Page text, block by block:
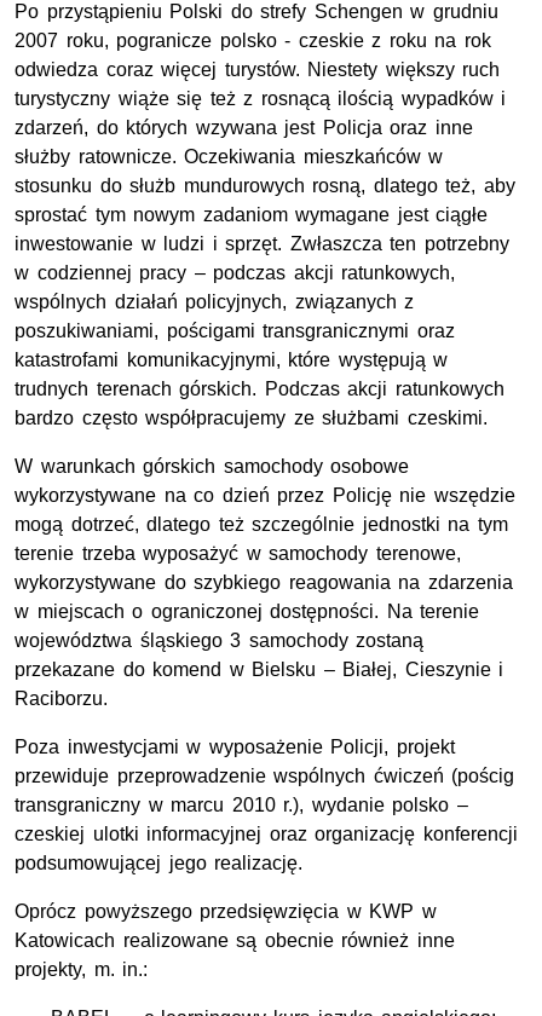
Po przystąpieniu Polski do strefy Schengen w grudniu
2007 roku, pogranicze polsko - czeskie z roku na rok
odwiedza coraz więcej turystów. Niestety większy ruch
turystyczny wiąże się też z rosnącą ilością wypadków i
zdarzeń, do których wzywana jest Policja oraz inne
służby ratownicze. Oczekiwania mieszkańców w
stosunku do służb mundurowych rosną, dlatego też, aby
sprostać tym nowym zadaniom wymagane jest ciągłe
inwestowanie w ludzi i sprzęt. Zwłaszcza ten potrzebny
w codziennej pracy – podczas akcji ratunkowych,
wspólnych działań policyjnych, związanych z
poszukiwaniami, pościgami transgranicznymi oraz
katastrofami komunikacyjnymi, które występują w
trudnych terenach górskich. Podczas akcji ratunkowych
bardzo często współpracujemy ze służbami czeskimi.
W warunkach górskich samochody osobowe
wykorzystywane na co dzień przez Policję nie wszędzie
mogą dotrzeć, dlatego też szczególnie jednostki na tym
terenie trzeba wyposażyć w samochody terenowe,
wykorzystywane do szybkiego reagowania na zdarzenia
w miejscach o ograniczonej dostępności. Na terenie
województwa śląskiego 3 samochody zostaną
przekazane do komend w Bielsku – Białej, Cieszynie i
Raciborzu.
Poza inwestycjami w wyposażenie Policji, projekt
przewiduje przeprowadzenie wspólnych ćwiczeń (pościg
transgraniczny w marcu 2010 r.), wydanie polsko –
czeskiej ulotki informacyjnej oraz organizację konferencji
podsumowującej jego realizację.
Oprócz powyższego przedsięwzięcia w KWP w
Katowicach realizowane są obecnie również inne
projekty, m. in.: